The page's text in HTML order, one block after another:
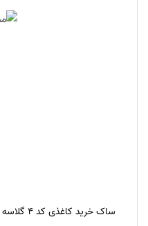
ساک خرید کاغذی کد 4 گلاسه سلفون مات